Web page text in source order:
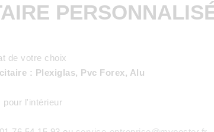
de votre choix
: Plexiglas, Pvc Forex, Alu
pour l'intérieur